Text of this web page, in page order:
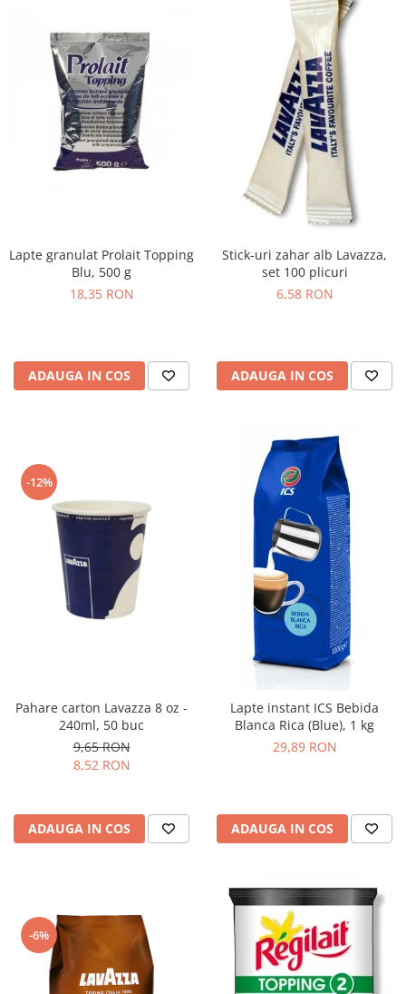
Lapte granulat Prolait Topping
Blu, 500 g
18,35 RON
ADAUGA IN COS
Stick-uri zahar alb Lavazza,
set 100 plicuri
6,58 RON
ADAUGA IN COS
-12%
Pahare carton Lavazza 8 oz -
240ml, 50 buc
9,65 RON
8,52 RON
ADAUGA IN COS
Lapte instant ICS Bebida
Blanca Rica (Blue), 1 kg
29,89 RON
ADAUGA IN COS
-6%